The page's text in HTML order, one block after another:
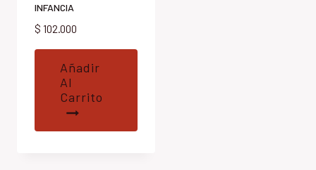
INFANCIA
$ 102.000
Añadir
Al
Carrito